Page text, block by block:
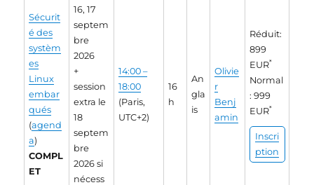
Sécurit
é des
systèm
es
Linux
embar
qués
(agend
a)
COMPL
ET
16, 17
septem
bre
2026
+
session
extra le
18
septem
bre
2026 si
nécess
14:00 –
18:00
(Paris,
UTC+2)
16
h
An
gla
is
Olivie
r
Benj
amin
Réduit:
899
EUR*
Normal
: 999
EUR*
Inscri
ption